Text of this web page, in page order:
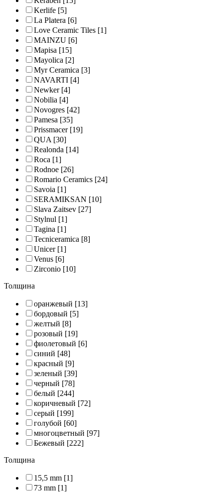
Kerlife [5]
La Platera [6]
Love Ceramic Tiles [1]
MAINZU [6]
Mapisa [15]
Mayolica [2]
Myr Ceramica [3]
NAVARTI [4]
Newker[4]
Nobilia [4]
Novogres [42]
Pamesa [35]
Prissmacer[19]
QUA[30]
Realonda [14]
Roca [1]
Rodnoe [26]
Romario Ceramics [24]
Savoia [1]
SERAMIKSAN [10]
Slava Zaitsev [27]
Stylnul [1]
Tagina [1]
Tecniceramica [8]
Unicer[1]
Venus [6]
Zirconio [10]
Толщина
оранжевый [13]
бордовый [5]
желтый [8]
розовый [19]
фиолетовый [6]
синий [48]
красный [9]
зеленый [39]
черный [78]
белый [244]
коричневый [72]
серый [199]
голубой [60]
многоцветный [97]
Бежевый [222]
Толщина
15,5 mm [1]
73 mm [1]